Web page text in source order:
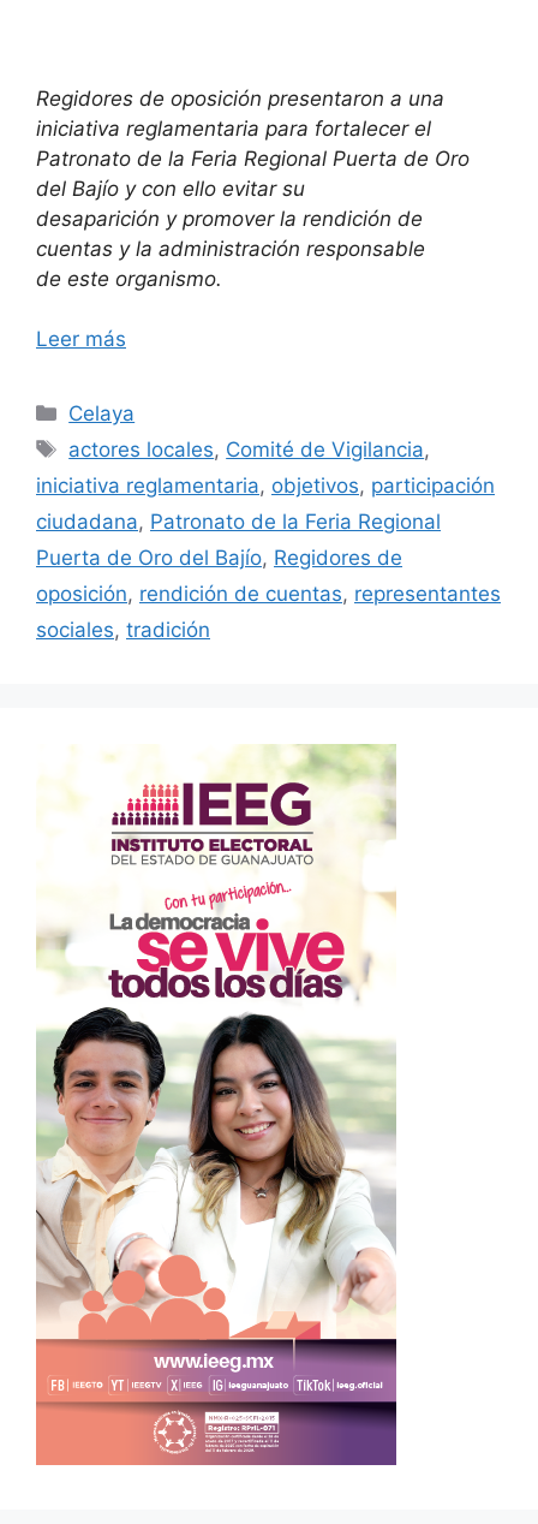
Regidores de oposición presentaron a una
iniciativa reglamentaria para fortalecer el
Patronato de la Feria Regional Puerta de Oro
del Bajío y con ello evitar su
desaparición y promover la rendición de
cuentas y la administración responsable
de este organismo.
Leer más
Categorías
Celaya
Etiquetas
actores locales, Comité de Vigilancia,
iniciativa reglamentaria, objetivos, participación
ciudadana, Patronato de la Feria Regional
Puerta de Oro del Bajío, Regidores de
oposición, rendición de cuentas, representantes
sociales, tradición